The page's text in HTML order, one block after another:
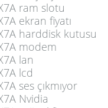
ram slotu
ekran fiyatı
harddisk kutusu
modem
lan
lcd
ses çıkmıyor
Nvidia